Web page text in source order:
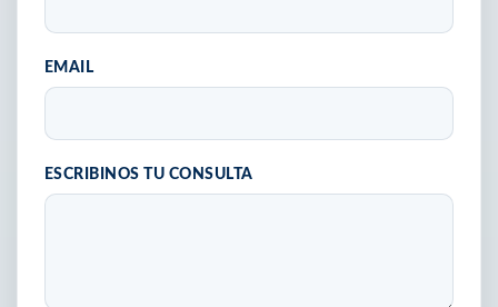
EMAIL
ESCRIBINOS TU CONSULTA